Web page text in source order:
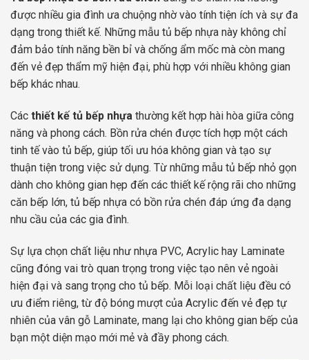
được nhiều gia đình ưa chuộng nhờ vào tính tiện ích và sự đa
dạng trong thiết kế. Những mẫu tủ bếp nhựa này không chỉ
đảm bảo tính năng bền bỉ và chống ẩm mốc mà còn mang
đến vẻ đẹp thẩm mỹ hiện đại, phù hợp với nhiều không gian
bếp khác nhau.
Các thiết kế tủ bếp nhựa thường kết hợp hài hòa giữa công
năng và phong cách. Bồn rửa chén được tích hợp một cách
tinh tế vào tủ bếp, giúp tối ưu hóa không gian và tạo sự
thuận tiện trong việc sử dụng. Từ những mẫu tủ bếp nhỏ gọn
dành cho không gian hẹp đến các thiết kế rộng rãi cho những
căn bếp lớn, tủ bếp nhựa có bồn rửa chén đáp ứng đa dạng
nhu cầu của các gia đình.
Sự lựa chọn chất liệu như nhựa PVC, Acrylic hay Laminate
cũng đóng vai trò quan trọng trong việc tạo nên vẻ ngoài
hiện đại và sang trọng cho tủ bếp. Mỗi loại chất liệu đều có
ưu điểm riêng, từ độ bóng mượt của Acrylic đến vẻ đẹp tự
nhiên của vân gỗ Laminate, mang lại cho không gian bếp của
bạn một diện mạo mới mẻ và đầy phong cách.